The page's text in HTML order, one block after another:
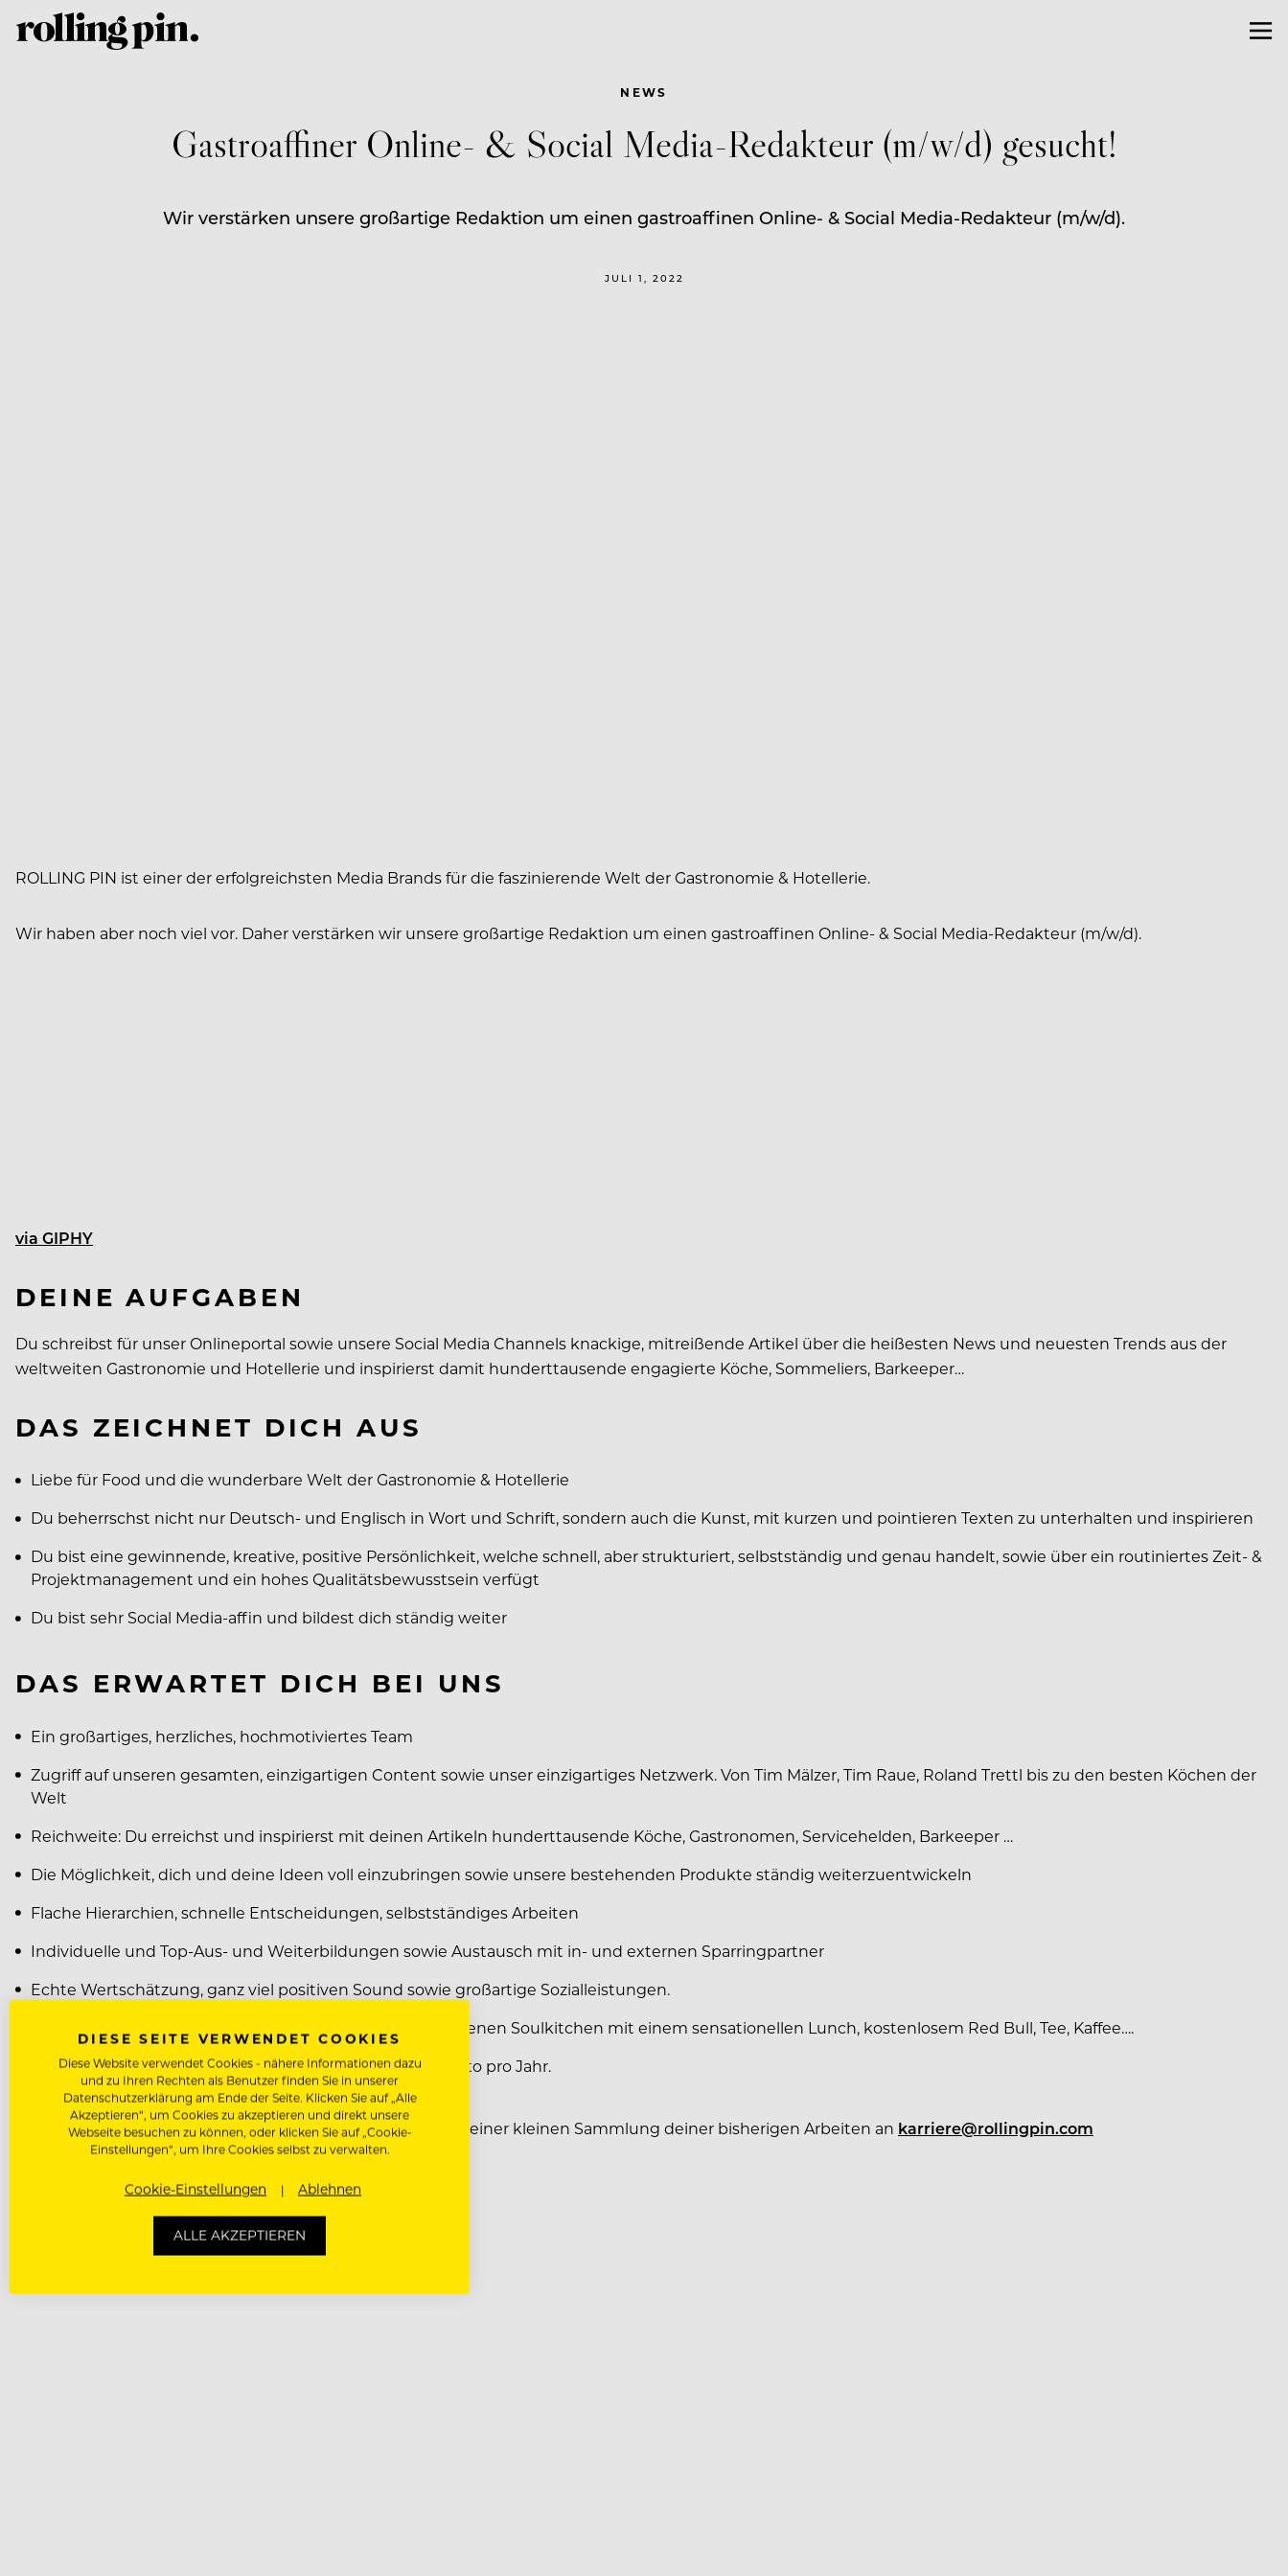
NEWS
Gastroaffiner Online- & Social Media-Redakteur (m/w/d) gesucht!
Wir verstärken unsere großartige Redaktion um einen gastroaffinen Online- & Social Media-Redakteur (m/w/d).
JULI 1, 2022
ROLLING PIN ist einer der erfolgreichsten Media Brands für die faszinierende Welt der Gastronomie & Hotellerie.
Wir haben aber noch viel vor. Daher verstärken wir unsere großartige Redaktion um einen gastroaffinen Online- & Social Media-Redakteur (m/w/d).
via GIPHY
DEINE AUFGABEN
Du schreibst für unser Onlineportal sowie unsere Social Media Channels knackige, mitreißende Artikel über die heißesten News und neuesten Trends aus der
weltweiten Gastronomie und Hotellerie und inspirierst damit hunderttausende engagierte Köche, Sommeliers, Barkeeper…
DAS ZEICHNET DICH AUS
Liebe für Food und die wunderbare Welt der Gastronomie & Hotellerie
Du beherrschst nicht nur Deutsch- und Englisch in Wort und Schrift, sondern auch die Kunst, mit kurzen und pointieren Texten zu unterhalten und inspirieren
Du bist eine gewinnende, kreative, positive Persönlichkeit, welche schnell, aber strukturiert, selbstständig und genau handelt, sowie über ein routiniertes Zeit- &
Projektmanagement und ein hohes Qualitätsbewusstsein verfügt
Du bist sehr Social Media-affin und bildest dich ständig weiter
DAS ERWARTET DICH BEI UNS
Ein großartiges, herzliches, hochmotiviertes Team
Zugriff auf unseren gesamten, einzigartigen Content sowie unser einzigartiges Netzwerk. Von Tim Mälzer, Tim Raue, Roland Trettl bis zu den besten Köchen der
Welt
Reichweite: Du erreichst und inspirierst mit deinen Artikeln hunderttausende Köche, Gastronomen, Servicehelden, Barkeeper …
Die Möglichkeit, dich und deine Ideen voll einzubringen sowie unsere bestehenden Produkte ständig weiterzuentwickeln
Flache Hierarchien, schnelle Entscheidungen, selbstständiges Arbeiten
Individuelle und Top-Aus- und Weiterbildungen sowie Austausch mit in- und externen Sparringpartner
Echte Wertschätzung, ganz viel positiven Sound sowie großartige Sozialleistungen.
U.a. verwöhnen wir unser Team kulinarisch in unserer eigenen Soulkitchen mit einem sensationellen Lunch, kostenlosem Red Bull, Tee, Kaffee….
Bezahlung: Je nach Qualifikation bis zu € 45.000,00 brutto pro Jahr.
Interesse? Großartig! Dann sende uns bitte deinen CV inkl. einer kleinen Sammlung deiner bisherigen Arbeiten an karriere@rollingpin.com
DIESE SEITE VERWENDET COOKIES
Diese Website verwendet Cookies - nähere Informationen dazu
und zu Ihren Rechten als Benutzer finden Sie in unserer
Datenschutzerklärung am Ende der Seite. Klicken Sie auf „Alle
Akzeptieren“, um Cookies zu akzeptieren und direkt unsere
Webseite besuchen zu können, oder klicken Sie auf „Cookie-
Einstellungen“, um Ihre Cookies selbst zu verwalten.
Cookie-Einstellungen Ablehnen
ALLE AKZEPTIEREN